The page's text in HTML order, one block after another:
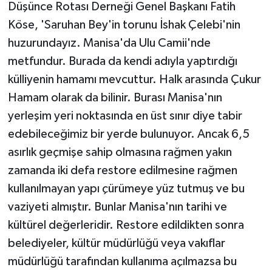
Düşünce Rotası Derneği Genel Başkanı Fatih
Köse, 'Saruhan Bey'in torunu İshak Çelebi'nin
huzurundayız. Manisa'da Ulu Camii'nde
metfundur. Burada da kendi adıyla yaptırdığı
külliyenin hamamı mevcuttur. Halk arasında Çukur
Hamam olarak da bilinir. Burası Manisa'nın
yerleşim yeri noktasında en üst sınır diye tabir
edebileceğimiz bir yerde bulunuyor. Ancak 6,5
asırlık geçmişe sahip olmasına rağmen yakın
zamanda iki defa restore edilmesine rağmen
kullanılmayan yapı çürümeye yüz tutmuş ve bu
vaziyeti almıştır. Bunlar Manisa'nın tarihi ve
kültürel değerleridir. Restore edildikten sonra
belediyeler, kültür müdürlüğü veya vakıflar
müdürlüğü tarafından kullanıma açılmazsa bu